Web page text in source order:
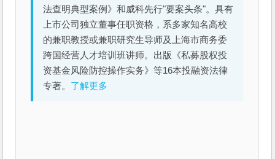
法查明典型案例》和威科先行"要案头条"。具有
上市公司独立董事任职资格，系多家知名高校
的兼职教授或兼职研究生导师及上海市商务委
跨国经营人才培训班讲师。出版《私募股权投
资基金风险防控操作实务》等16本投融资法律
专著。 了解更多